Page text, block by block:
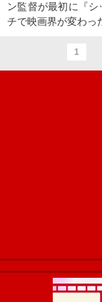
ン監督が最初に『
チで映画界が変わっ
1